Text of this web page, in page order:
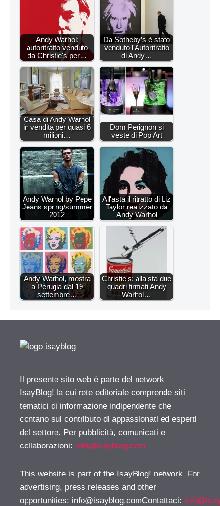
Andy Warhol:
autoritratto venduto
da Christie's per…
Da Sotheby’s è stato
venduto l'Autoritratto
di Andy…
Casa di Andy Warhol
in vendita per quasi 6
milioni…
Dom Perignon si
veste di Pop Art
Andy Warhol by Pepe
Jeans spring/summer
2012
All'asta il ritratto di Liz
Taylor realizzato da
Andy Warhol
Andy Warhol, mostra
a Perugia dal 19
settembre…
Christie's: alla'sta due
quadri firmati Andy
Warhol…
Il presente sito web è parte del network
IsayBlog! la cui rete editoriale comprende siti
tematici di informazione indipendente che
contano sul contributo di appassionati ed esperti
del settore. Per pubblicità, comunicati e
collaborazioni: info@isayblog.com
This website is part of the IsayBlog! network. For
advertising, press releases and other
opportunities: info@isayblog.comContattaci: